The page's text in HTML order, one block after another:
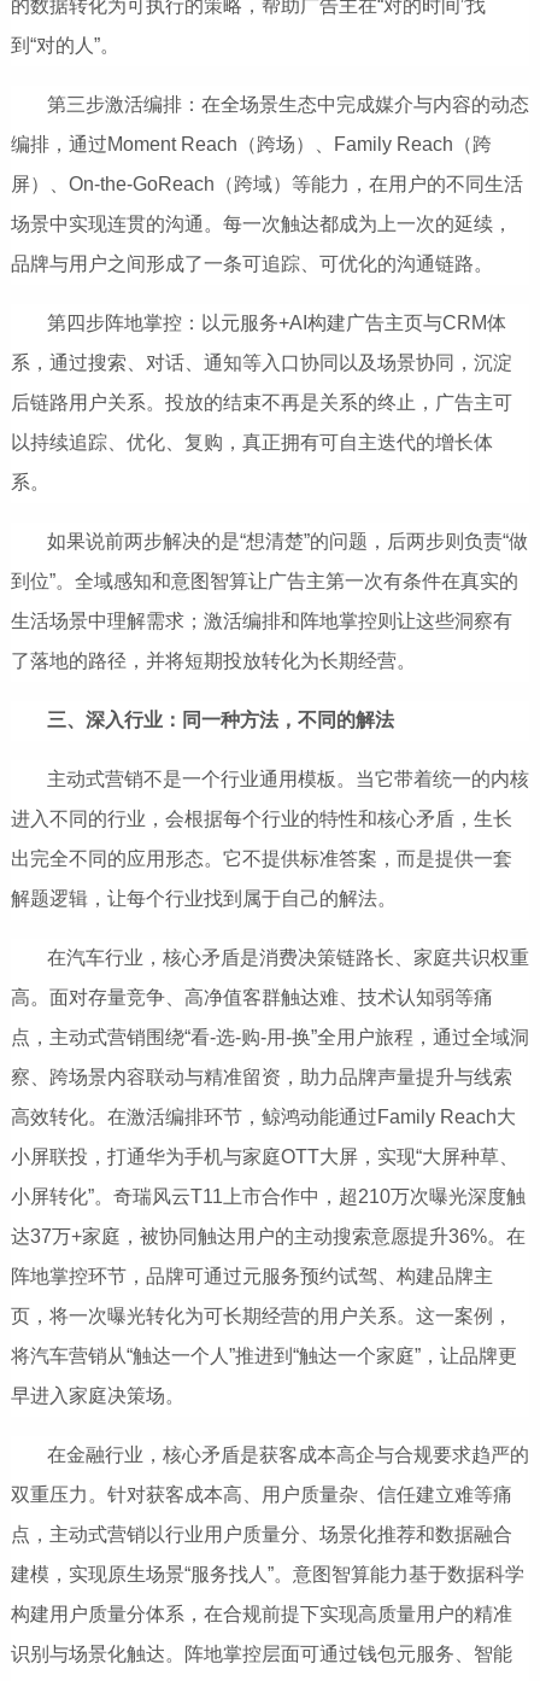
的数据转化为可执行的策略，帮助广告主在“对的时间”找
到“对的人”。
第三步激活编排：在全场景生态中完成媒介与内容的动态
编排，通过Moment Reach（跨场）、Family Reach（跨
屏）、On-the-GoReach（跨域）等能力，在用户的不同生活
场景中实现连贯的沟通。每一次触达都成为上一次的延续，
品牌与用户之间形成了一条可追踪、可优化的沟通链路。
第四步阵地掌控：以元服务+AI构建广告主页与CRM体
系，通过搜索、对话、通知等入口协同以及场景协同，沉淀
后链路用户关系。投放的结束不再是关系的终止，广告主可
以持续追踪、优化、复购，真正拥有可自主迭代的增长体
系。
如果说前两步解决的是“想清楚”的问题，后两步则负责“做
到位”。全域感知和意图智算让广告主第一次有条件在真实的
生活场景中理解需求；激活编排和阵地掌控则让这些洞察有
了落地的路径，并将短期投放转化为长期经营。
三、深入行业：同一种方法，不同的解法
主动式营销不是一个行业通用模板。当它带着统一的内核
进入不同的行业，会根据每个行业的特性和核心矛盾，生长
出完全不同的应用形态。它不提供标准答案，而是提供一套
解题逻辑，让每个行业找到属于自己的解法。
在汽车行业，核心矛盾是消费决策链路长、家庭共识权重
高。面对存量竞争、高净值客群触达难、技术认知弱等痛
点，主动式营销围绕“看-选-购-用-换”全用户旅程，通过全域洞
察、跨场景内容联动与精准留资，助力品牌声量提升与线索
高效转化。在激活编排环节，鲸鸿动能通过Family Reach大
小屏联投，打通华为手机与家庭OTT大屏，实现“大屏种草、
小屏转化”。奇瑞风云T11上市合作中，超210万次曝光深度触
达37万+家庭，被协同触达用户的主动搜索意愿提升36%。在
阵地掌控环节，品牌可通过元服务预约试驾、构建品牌主
页，将一次曝光转化为可长期经营的用户关系。这一案例，
将汽车营销从“触达一个人”推进到“触达一个家庭”，让品牌更
早进入家庭决策场。
在金融行业，核心矛盾是获客成本高企与合规要求趋严的
双重压力。针对获客成本高、用户质量杂、信任建立难等痛
点，主动式营销以行业用户质量分、场景化推荐和数据融合
建模，实现原生场景“服务找人”。意图智算能力基于数据科学
构建用户质量分体系，在合规前提下实现高质量用户的精准
识别与场景化触达。阵地掌控层面可通过钱包元服务、智能